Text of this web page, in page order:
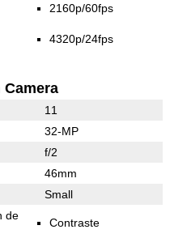
2160p/60fps
4320p/24fps
11
32-MP
f/2
46mm
Small
de
Contraste